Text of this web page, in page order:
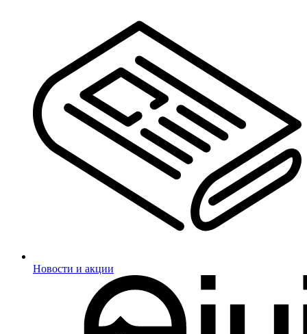
Новости и акции